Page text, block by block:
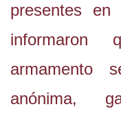
presentes en
armamento
anónima,